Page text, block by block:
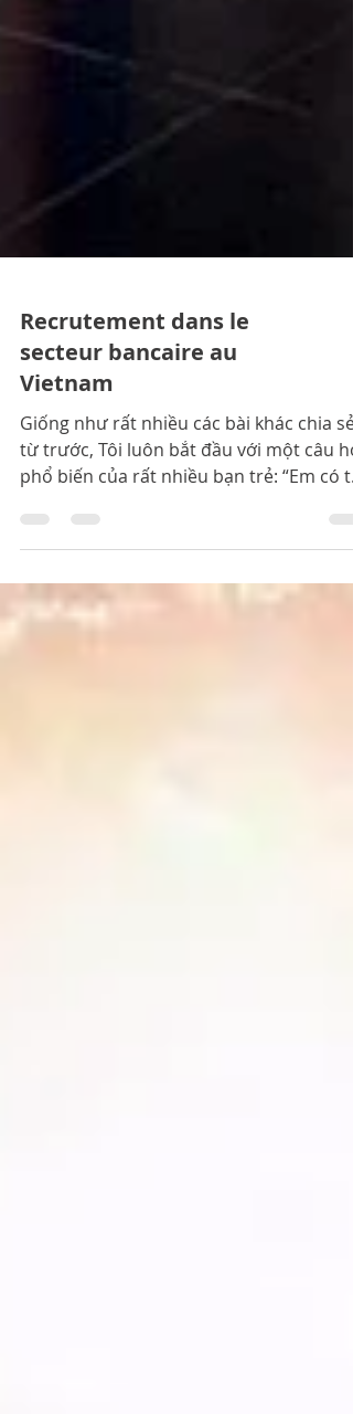
Recrutement dans le
Vietnam
Giống như rất nhiều các bài khác chia sẻ
phổ biến của rất nhiều bạn trẻ: “Em có
thi BIDV, Vie